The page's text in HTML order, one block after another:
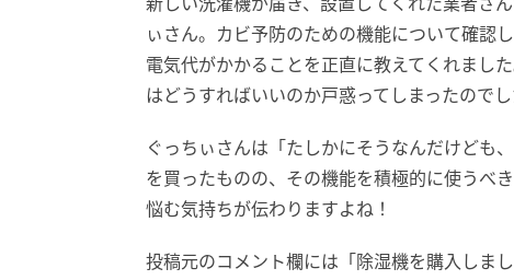
ぃさん。カビ予防のための機能について確認
電気代がかかることを正直に教えてくれまし
はどうすればいいのか戸惑ってしまったのでし
ぐっちぃさんは「たしかにそうなんだけども
を買ったものの、その機能を積極的に使うべ
悩む気持ちが伝わりますよね！
投稿元のコメント欄には「除湿機を購入しま